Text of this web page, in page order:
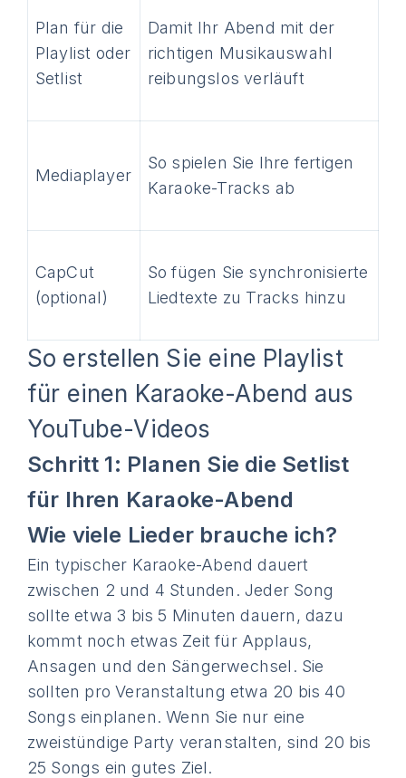
Plan für die
Playlist oder
Setlist
Damit Ihr Abend mit der
richtigen Musikauswahl
reibungslos verläuft
Mediaplayer
So spielen Sie Ihre fertigen
Karaoke-Tracks ab
CapCut
(optional)
So fügen Sie synchronisierte
Liedtexte zu Tracks hinzu
So erstellen Sie eine Playlist
für einen Karaoke-Abend aus
YouTube-Videos
Schritt 1: Planen Sie die Setlist
für Ihren Karaoke-Abend
Wie viele Lieder brauche ich?
Ein typischer Karaoke-Abend dauert
zwischen 2 und 4 Stunden. Jeder Song
sollte etwa 3 bis 5 Minuten dauern, dazu
kommt noch etwas Zeit für Applaus,
Ansagen und den Sängerwechsel. Sie
sollten pro Veranstaltung etwa 20 bis 40
Songs einplanen. Wenn Sie nur eine
zweistündige Party veranstalten, sind 20 bis
25 Songs ein gutes Ziel.